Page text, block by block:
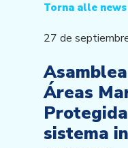
Torna alle news
27 de
Áreas
sistema